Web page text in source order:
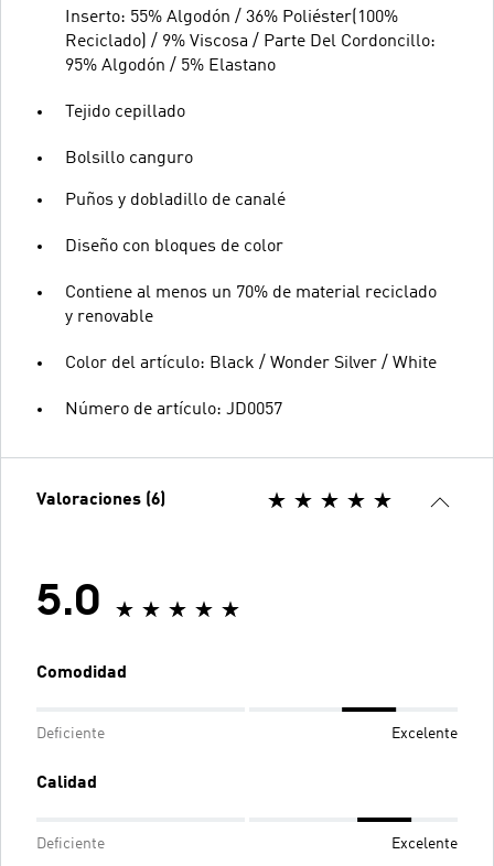
Inserto: 55% Algodón / 36% Poliéster(100%
Reciclado) / 9% Viscosa / Parte Del Cordoncillo:
95% Algodón / 5% Elastano
Tejido cepillado
Bolsillo canguro
Puños y dobladillo de canalé
Diseño con bloques de color
Contiene al menos un 70% de material reciclado
y renovable
Color del artículo: Black / Wonder Silver / White
Número de artículo: JD0057
Valoraciones (6)
5.0
Comodidad
Deficiente Excelente
Calidad
Deficiente Excelente